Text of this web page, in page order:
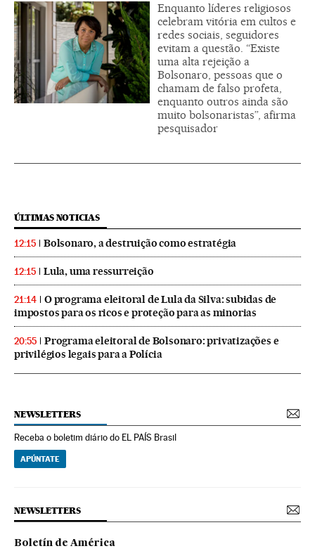
Enquanto líderes religiosos
celebram vitória em cultos e
redes sociais, seguidores
evitam a questão. “Existe
uma alta rejeição a
Bolsonaro, pessoas que o
chamam de falso profeta,
enquanto outros ainda são
muito bolsonaristas”, afirma
pesquisador
ÚLTIMAS NOTICIAS
12:15 Bolsonaro, a destruição como estratégia
12:15 Lula, uma ressurreição
21:14
O programa eleitoral de Lula da Silva: subidas de
impostos para os ricos e proteção para as minorias
20:55
Programa eleitoral de Bolsonaro: privatizações e
privilégios legais para a Polícia
NEWSLETTERS
Receba o boletim diário do EL PAÍS Brasil
APÚNTATE
NEWSLETTERS
Boletín de América